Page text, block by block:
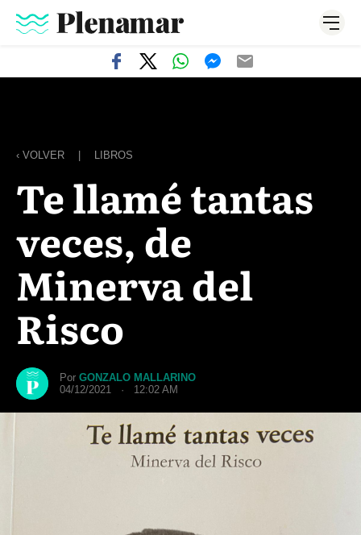
‹ VOLVER LIBROS
Te llamé tantas
veces, de
Minerva del
Risco
Por GONZALO MALLARINO
04/12/2021 · 12:02 AM